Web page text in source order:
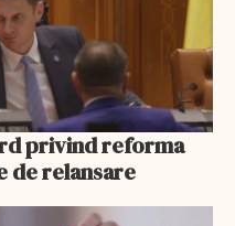
privind reforma
de relansare